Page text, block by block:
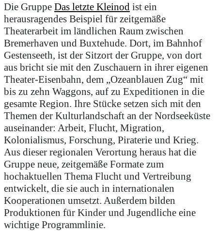
Die Gruppe Das letzte Kleinod ist ein
herausragendes Beispiel für zeitgemäße
Theaterarbeit im ländlichen Raum zwischen
Bremerhaven und Buxtehude. Dort, im Bahnhof
Gestenseeth, ist der Sitzort der Gruppe, von dort
aus bricht sie mit den Zuschauern in ihrer eigenen
Theater-Eisenbahn, dem „Ozeanblauen Zug“ mit
bis zu zehn Waggons, auf zu Expeditionen in die
gesamte Region. Ihre Stücke setzen sich mit den
Themen der Kulturlandschaft an der Nordseeküste
auseinander: Arbeit, Flucht, Migration,
Kolonialismus, Forschung, Piraterie und Krieg.
Aus dieser regionalen Verortung heraus hat die
Gruppe neue, zeitgemäße Formate zum
hochaktuellen Thema Flucht und Vertreibung
entwickelt, die sie auch in internationalen
Kooperationen umsetzt. Außerdem bilden
Produktionen für Kinder und Jugendliche eine
wichtige Programmlinie.